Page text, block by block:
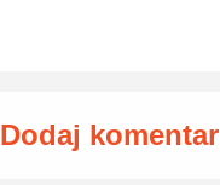
Dodaj komentar